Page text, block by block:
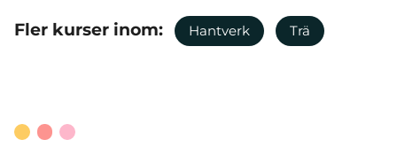
Fler kurser inom: Hantverk Trä